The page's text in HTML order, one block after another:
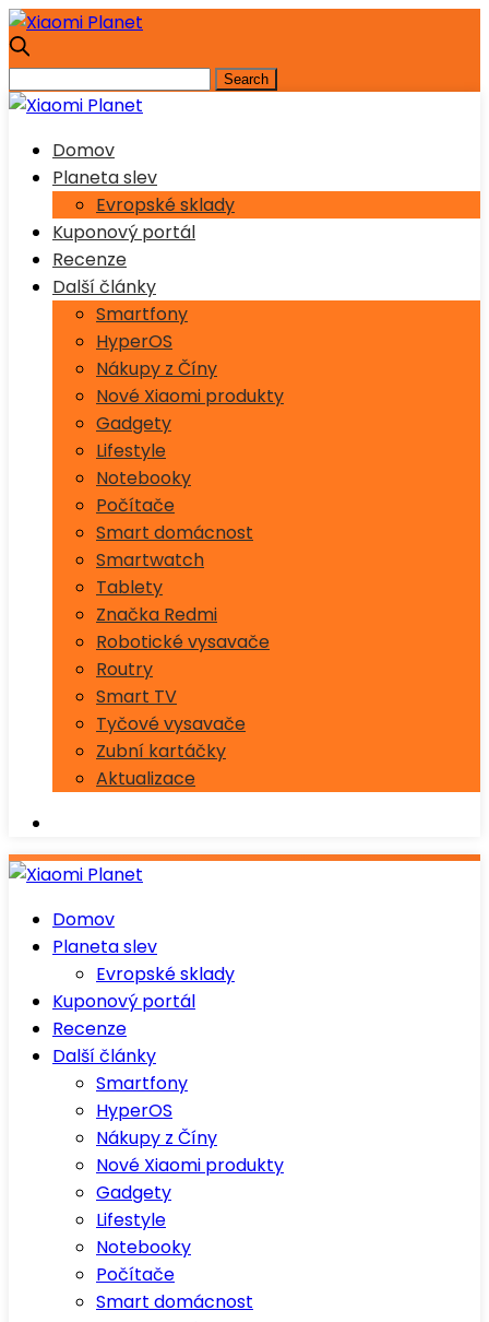
Domov
Planeta slev
Evropské sklady
Kuponový portál
Recenze
Další články
Smartfony
HyperOS
Nákupy z Číny
Nové Xiaomi produkty
Gadgety
Lifestyle
Notebooky
Počítače
Smart domácnost
Smartwatch
Tablety
Značka Redmi
Robotické vysavače
Routry
Smart TV
Tyčové vysavače
Zubní kartáčky
Aktualizace
Domov
Planeta slev
Evropské sklady
Kuponový portál
Recenze
Další články
Smartfony
HyperOS
Nákupy z Číny
Nové Xiaomi produkty
Gadgety
Lifestyle
Notebooky
Počítače
Smart domácnost